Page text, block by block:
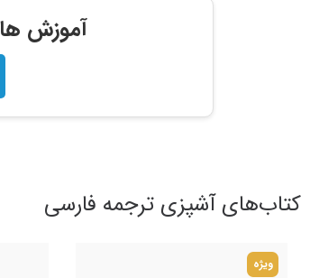
آموزش
کتاب‌های آشپزی ترجمه فارسی
ویژه